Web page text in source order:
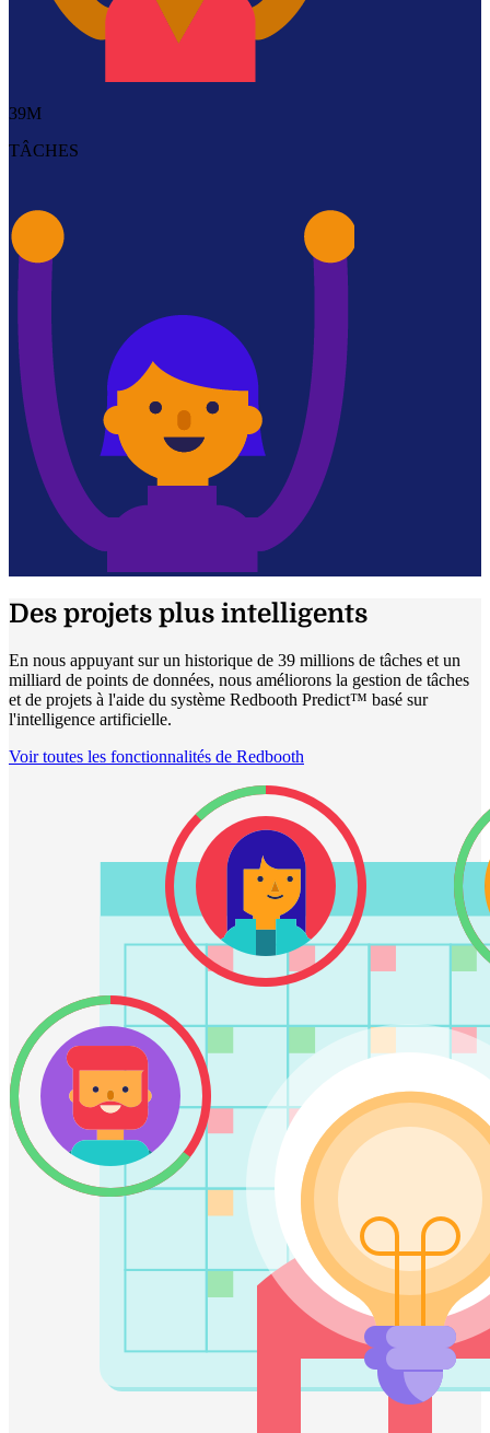
39M
TÂCHES
Des projets plus intelligents
En nous appuyant sur un historique de 39 millions de tâches et un
milliard de points de données, nous améliorons la gestion de tâches
et de projets à l'aide du système Redbooth Predict™ basé sur
l'intelligence artificielle.
Voir toutes les fonctionnalités de Redbooth